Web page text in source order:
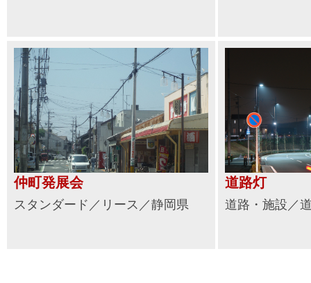
仲町発展会
スタンダード／リース／静岡県
道路灯
道路・施設／